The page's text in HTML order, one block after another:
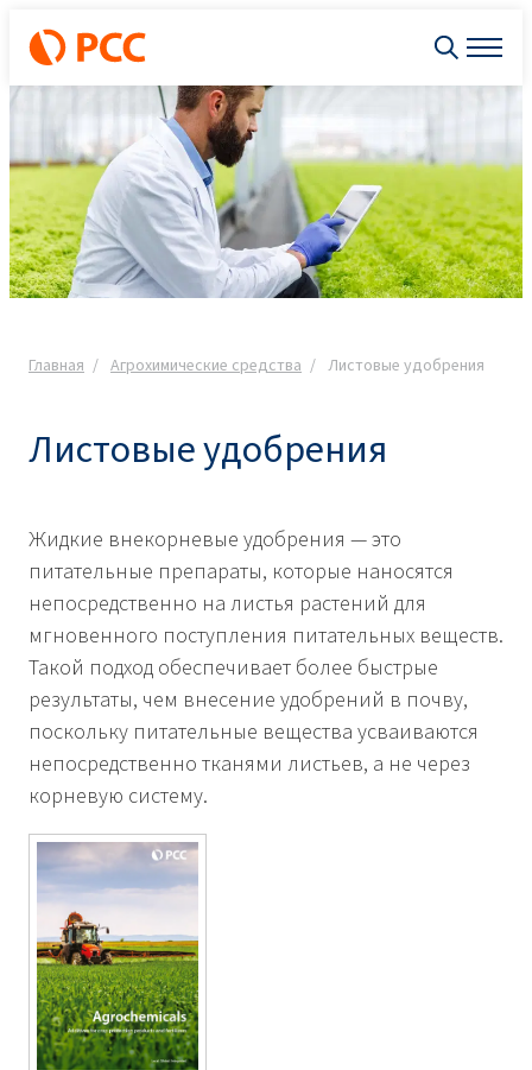
Главная Агрохимические средства Листовые удобрения
Листовые удобрения
Жидкие внекорневые удобрения — это
питательные препараты, которые наносятся
непосредственно на листья растений для
мгновенного поступления питательных веществ.
Такой подход обеспечивает более быстрые
результаты, чем внесение удобрений в почву,
поскольку питательные вещества усваиваются
непосредственно тканями листьев, а не через
корневую систему.